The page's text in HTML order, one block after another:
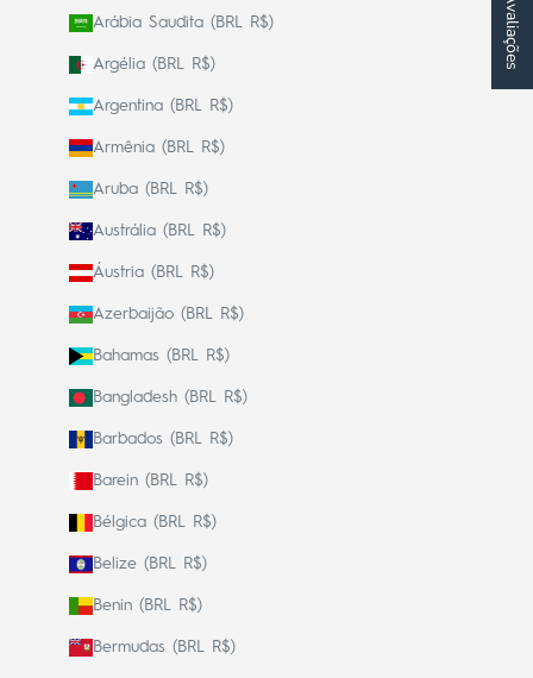
Arábia Saudita (BRL R$)
Argélia (BRL R$)
Argentina (BRL R$)
Armênia (BRL R$)
Aruba (BRL R$)
Austrália (BRL R$)
Áustria (BRL R$)
Azerbaijão (BRL R$)
Bahamas (BRL R$)
Bangladesh (BRL R$)
Barbados (BRL R$)
Barein (BRL R$)
Bélgica (BRL R$)
Belize (BRL R$)
Benin (BRL R$)
Bermudas (BRL R$)
★ Avaliações